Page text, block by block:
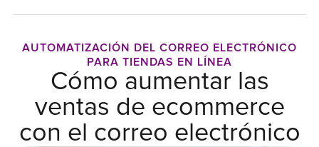
AUTOMATIZACIÓN DEL CORREO ELECTRÓNICO
PARA TIENDAS EN LÍNEA
Cómo aumentar las
ventas de ecommerce
con el correo electrónico